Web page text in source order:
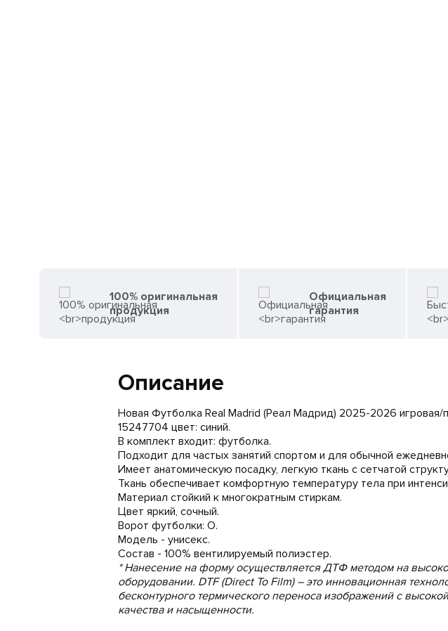
100% оригинальная
продукция
Официальная
гарантия
Описание
Новая Футболка Real Madrid (Реал Мадрид) 2025-2026 игровая/
15247704 цвет: синий.
В комплект входит: футболка.
Подходит для частых занятий спортом и для обычной
Имеет анатомическую посадку, легкую ткань с сетчатой
Ткань обеспечивает комфортную температуру тела при
Материал стойкий к многократным стиркам.
Цвет яркий, сочный.
Ворот футболки: О.
Модель - унисекс.
Состав - 100% вентилируемый полиэстер.
* Нанесение на форму осуществляется ДТФ методом на
оборудовании. DTF (Direct To Film) – это инновационная
бесконтурного термического переноса изображений с
качества и насыщенности.